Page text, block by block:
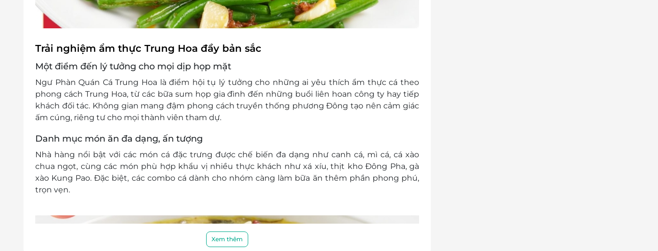
Trải nghiệm ẩm thực Trung Hoa đầy bản sắc
Một điểm đến lý tưởng cho mọi dịp họp mặt
Ngư Phàn Quán Cá Trung Hoa là điểm hội tụ lý tưởng cho những ai yêu thích ẩm thực cá theo
phong cách Trung Hoa, từ các bữa sum họp gia đình đến những buổi liên hoan công ty hay tiếp
khách đối tác. Không gian mang đậm phong cách truyền thống phương Đông tạo nên cảm giác
ấm cúng, riêng tư cho mọi thành viên tham dự.
Danh mục món ăn đa dạng, ấn tượng
Nhà hàng nổi bật với các món cá đặc trưng được chế biến đa dạng như canh cá, mì cá, cá xào
chua ngọt, cùng các món phù hợp khẩu vị nhiều thực khách như xá xíu, thịt kho Đông Pha, gà
xào Kung Pao. Đặc biệt, các combo cá dành cho nhóm càng làm bữa ăn thêm phần phong phú,
trọn vẹn.
Xem thêm